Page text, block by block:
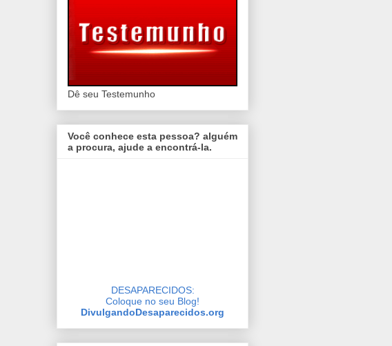
Dê seu Testemunho
Você conhece esta pessoa? alguém
a procura, ajude a encontrá-la.
DESAPARECIDOS:
Coloque no seu Blog!
DivulgandoDesaparecidos.org